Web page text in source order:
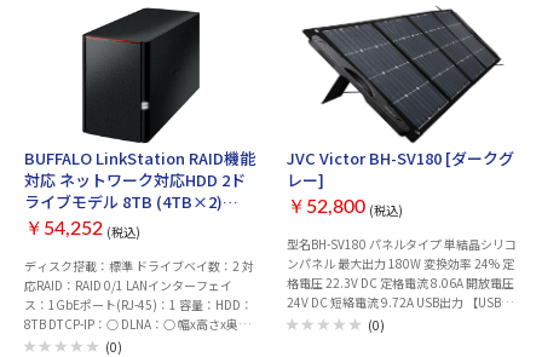
無線LAN：IEEE802.11a/b/g/n/ac/ax
Bluetooth：○ 幅x高さx奥行き：
292x159x161 mm 重量：3.5 kg エコマー
無線LAN：IEEE802.11a/b/g/n/ac/ax
Bluetooth：○ 幅x高さx奥行き：
292x159x161 mm 重量：3.5 kg エコマー
BUFFALO LinkStation RAID機能
対応 ネットワーク対応HDD 2ド
ライブモデル 8TB (4TB×2)
[LS220D0802G]
￥54,252 (税込)
ディスク搭載：標準 ドライブベイ数：2 対
応RAID：RAID 0/1 LANインターフェイ
ス：1GbEポート(RJ-45)：1 容量：HDD：
8TB DTCP-IP：○ DLNA：○ 幅x高さx奥行
き：87x128x205 mm
(0)
JVC Victor BH-SV180 [ダークグ
レー]
￥52,800 (税込)
型名BH-SV180 パネルタイプ 単結晶シリコ
ンパネル 最大出力 180W 変換効率 24% 定
格電圧 22.3V DC 定格電流 8.06A 開放電圧
24V DC 短絡電流 9.72A USB出力 【USB
Type-A×2】 5V DC10W※7 動作温度
(0)